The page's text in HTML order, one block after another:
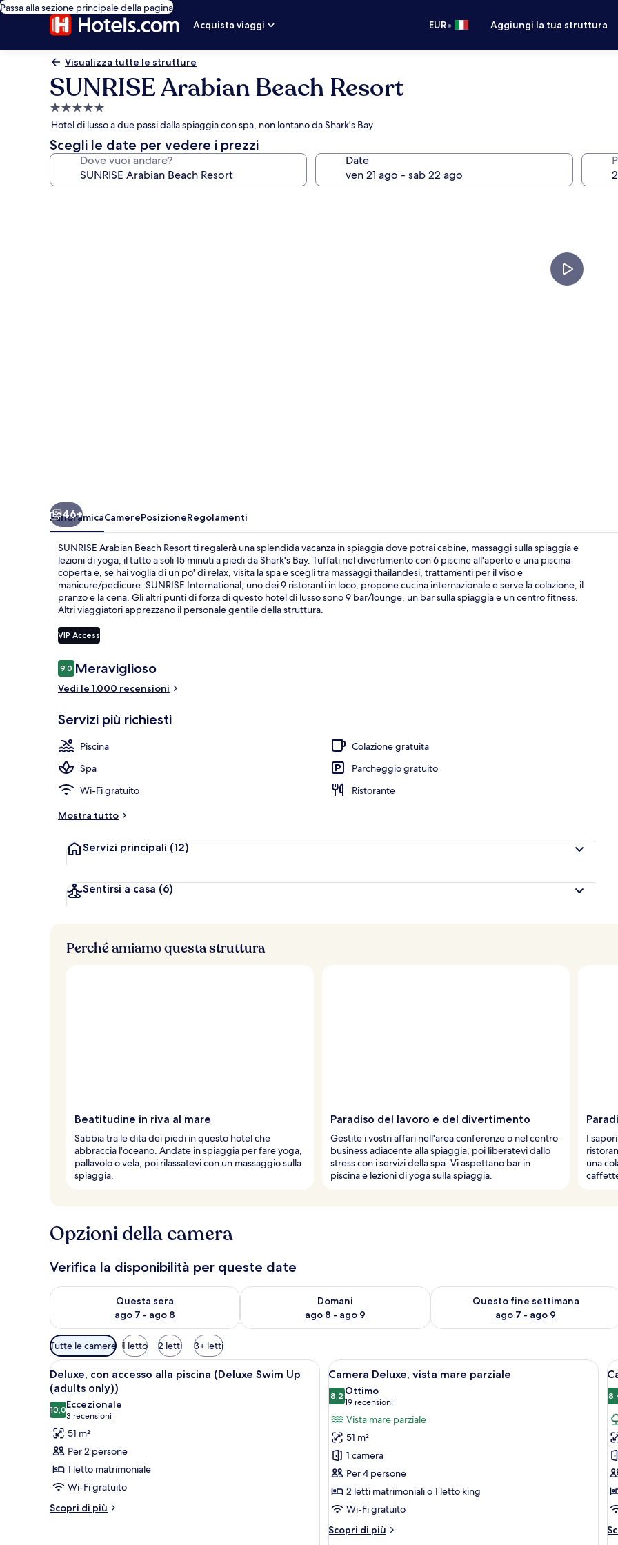
Passa alla sezione principale della pagina
Acquista viaggi
EUR• Aggiungi la tua struttura
Visualizza tutte le strutture
SUNRISE Arabian Beach Resort
Struttura
a
5.0
stelle
Hotel di lusso a due passi dalla spiaggia con spa, non lontano da Shark's Bay
Scegli le date per vedere i prezzi
Dove vuoi andare? Date
Lounge
46+
PanoramicaCamerePosizioneRegolamenti
SUNRISE Arabian Beach Resort ti regalerà una splendida vacanza in spiaggia dove potrai cabine, massaggi sulla spiaggia e
lezioni di yoga; il tutto a soli 15 minuti a piedi da Shark's Bay. Tuffati nel divertimento con 6 piscine all'aperto e una piscina
coperta e, se hai voglia di un po' di relax, visita la spa e scegli tra massaggi thailandesi, trattamenti per il viso e
manicure/pedicure. SUNRISE International, uno dei 9 ristoranti in loco, propone cucina internazionale e serve la colazione, il
pranzo e la cena. Gli altri punti di forza di questo hotel di lusso sono 9 bar/lounge, un bar sulla spiaggia e un centro fitness.
Altri viaggiatori apprezzano il personale gentile della struttura.
VIP Access
Recensioni
9,09,0 su 10
Meraviglioso
Vedi le 1.000 recensioni
Servizi più richiesti
Piscina
Colazione gratuita
Spa
Parcheggio gratuito
Wi-Fi gratuito
Ristorante
Mostra tutto
Servizi principali (12)
Sentirsi a casa (6)
Perché amiamo questa struttura
Beatitudine in riva al mare
Sabbia tra le dita dei piedi in questo hotel che
abbraccia l'oceano. Andate in spiaggia per fare yoga,
pallavolo o vela, poi rilassatevi con un massaggio sulla
spiaggia.
Paradiso del lavoro e del divertimento
Gestite i vostri affari nell'area conferenze o nel centro
business adiacente alla spiaggia, poi liberatevi dallo
stress con i servizi della spa. Vi aspettano bar in
piscina e lezioni di yoga sulla spiaggia.
I
una
Opzioni della camera
Verifica la disponibilità per queste date
Questa sera
ago 7 - ago 8
Verifica la disponibilità per questa sera, ago 7 - ago 8
Domani
ago 8 - ago 9
Verifica la disponibilità per domani, ago 8 - ago 9
Questo fine settimana
ago 7 - ago 9
Verifica la disponibilità per questo
Filtri
disponibili
per
le
camere
Tutte le camere 1 letto 2 letti 3+ letti
Apri
tutte
le
foto
per
Deluxe,
con
accesso
alla
piscina
Camera d'albergo con due letti, televisore, scrivania e vista sulla piscina e sull'edificio.
4
Deluxe, con accesso alla piscina (Deluxe Swim Up
(adults only))
10,010,0 su 10
Eccezionale
3 recensioni
(3
recensioni)
51 m²
Per 2 persone
1 letto matrimoniale
Wi-Fi gratuito
Scopri di più
Altri
Apri
tutte
le
foto
per
Camera
Deluxe,
vista
mare
parziale
Camera d'albergo con un letto
4
Camera Deluxe, vista mare parziale
8,28,2 su 10
Ottimo
19 recensioni
(19
recensioni)
Vista mare parziale
51 m²
1 camera
Per 4 persone
2 letti matrimoniali o 1 letto king
Wi-Fi gratuito
Scopri di più
Altri
le